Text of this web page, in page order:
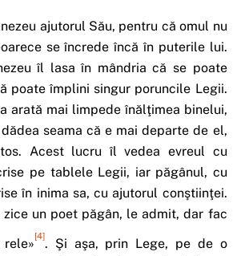
ajutorul Său, pentru că omul nu
se încrede încă în puterile lui.
îl lasa în mândria că se poate
poate împlini singur poruncile Legii.
arată mai limpede înălţimea binelui,
seama că e mai departe de el,
Acest lucru îl vedea evreul cu
pe tablele Legii, iar păgânul, cu
în inima sa, cu ajutorul conştiinţei.
zice un poet păgân, le admit, dar fac
[4]
. Şi aşa, prin Lege, pe de o